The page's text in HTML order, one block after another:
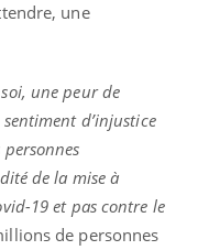
une
une peur de
d’injustice
personnes
de la mise à
19 et pas contre le
de personnes